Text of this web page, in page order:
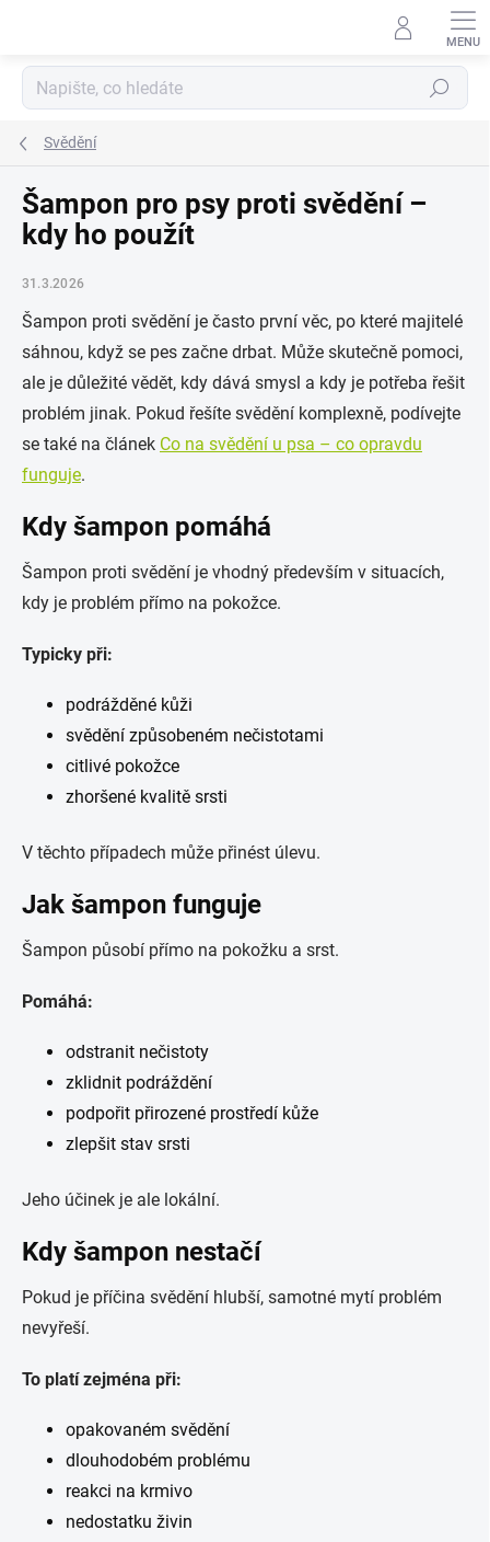
Hledat
Svědění
Šampon pro psy proti svědění –
kdy ho použít
31.3.2026
Šampon proti svědění je často první věc, po které majitelé
sáhnou, když se pes začne drbat. Může skutečně pomoci,
ale je důležité vědět, kdy dává smysl a kdy je potřeba řešit
problém jinak. Pokud řešíte svědění komplexně, podívejte
se také na článek Co na svědění u psa – co opravdu
funguje.
Kdy šampon pomáhá
Šampon proti svědění je vhodný především v situacích,
kdy je problém přímo na pokožce.
Typicky při:
podrážděné kůži
svědění způsobeném nečistotami
citlivé pokožce
zhoršené kvalitě srsti
V těchto případech může přinést úlevu.
Jak šampon funguje
Šampon působí přímo na pokožku a srst.
Pomáhá:
odstranit nečistoty
zklidnit podráždění
podpořit přirozené prostředí kůže
zlepšit stav srsti
Jeho účinek je ale lokální.
Kdy šampon nestačí
Pokud je příčina svědění hlubší, samotné mytí problém
nevyřeší.
To platí zejména při:
opakovaném svědění
dlouhodobém problému
reakci na krmivo
nedostatku živin